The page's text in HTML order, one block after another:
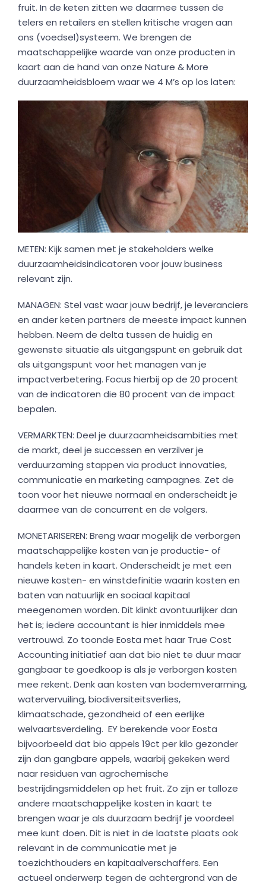
fruit. In de keten zitten we daarmee tussen de
telers en retailers en stellen kritische vragen aan
ons (voedsel)systeem. We brengen de
maatschappelijke waarde van onze producten in
kaart aan de hand van onze Nature & More
duurzaamheidsbloem waar we 4 M’s op los laten:
METEN: Kijk samen met je stakeholders welke
duurzaamheidsindicatoren voor jouw business
relevant zijn.
MANAGEN: Stel vast waar jouw bedrijf, je leveranciers
en ander keten partners de meeste impact kunnen
hebben. Neem de delta tussen de huidig en
gewenste situatie als uitgangspunt en gebruik dat
als uitgangspunt voor het managen van je
impactverbetering. Focus hierbij op de 20 procent
van de indicatoren die 80 procent van de impact
bepalen.
VERMARKTEN: Deel je duurzaamheidsambities met
de markt, deel je successen en verzilver je
verduurzaming stappen via product innovaties,
communicatie en marketing campagnes. Zet de
toon voor het nieuwe normaal en onderscheidt je
daarmee van de concurrent en de volgers.
MONETARISEREN: Breng waar mogelijk de verborgen
maatschappelijke kosten van je productie- of
handels keten in kaart. Onderscheidt je met een
nieuwe kosten- en winstdefinitie waarin kosten en
baten van natuurlijk en sociaal kapitaal
meegenomen worden. Dit klinkt avontuurlijker dan
het is; iedere accountant is hier inmiddels mee
vertrouwd. Zo toonde Eosta met haar True Cost
Accounting initiatief aan dat bio niet te duur maar
gangbaar te goedkoop is als je verborgen kosten
mee rekent. Denk aan kosten van bodemverarming,
watervervuiling, biodiversiteitsverlies,
klimaatschade, gezondheid of een eerlijke
welvaartsverdeling. EY berekende voor Eosta
bijvoorbeeld dat bio appels 19ct per kilo gezonder
zijn dan gangbare appels, waarbij gekeken werd
naar residuen van agrochemische
bestrijdingsmiddelen op het fruit. Zo zijn er talloze
andere maatschappelijke kosten in kaart te
brengen waar je als duurzaam bedrijf je voordeel
mee kunt doen. Dit is niet in de laatste plaats ook
relevant in de communicatie met je
toezichthouders en kapitaalverschaffers. Een
actueel onderwerp tegen de achtergrond van de